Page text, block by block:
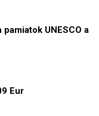
UNESCO a
Eur